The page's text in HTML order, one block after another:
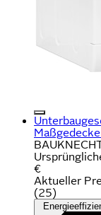
€
Aktueller
(25)